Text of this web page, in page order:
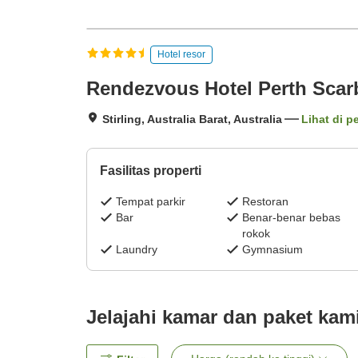
Hotel resor
Rendezvous Hotel Perth
Stirling, Australia Barat, Australia Lihat di
Fasilitas properti
Tempat parkir
Restoran
Bar
Benar-benar bebas
rokok
Laundry
Gymnasium
Jelajahi kamar dan paket